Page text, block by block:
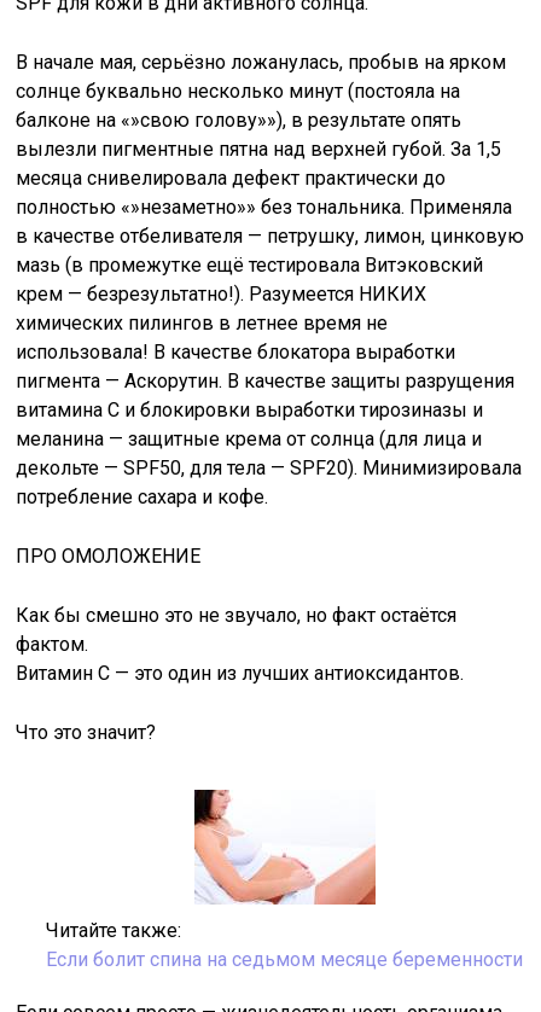
В начале мая, серьёзно ложанулась, пробыв на ярком
солнце буквально несколько минут (постояла на
балконе на «»свою голову»»), в результате опять
вылезли пигментные пятна над верхней губой. За 1,5
месяца снивелировала дефект практически до
полностью «»незаметно»» без тональника. Применяла
в качестве отбеливателя — петрушку, лимон, цинковую
мазь (в промежутке ещё тестировала Витэковский
крем — безрезультатно!). Разумеется НИКИХ
химических пилингов в летнее время не
использовала! В качестве блокатора выработки
пигмента — Аскорутин. В качестве защиты разрущения
витамина С и блокировки выработки тирозиназы и
меланина — защитные крема от солнца (для лица и
декольте — SPF50, для тела — SPF20). Минимизировала
потребление сахара и кофе.
ПРО ОМОЛОЖЕНИЕ
Как бы смешно это не звучало, но факт остаётся
фактом.
Витамин С — это один из лучших антиоксидантов.
Что это значит?
Читайте также:
Если болит спина на седьмом месяце беременности